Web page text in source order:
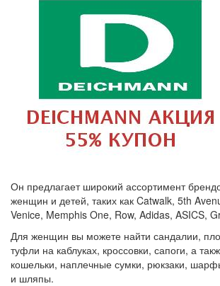
Он предлагает широкий ассортимент
женщин и детей, таких как Catwalk, 5th
Venice, Memphis One, Row, Adidas, ASICS,
Для женщин вы можете найти сандалии,
туфли на каблуках, кроссовки, сапоги, а
кошельки, наплечные сумки, рюкзаки,
и шляпы.